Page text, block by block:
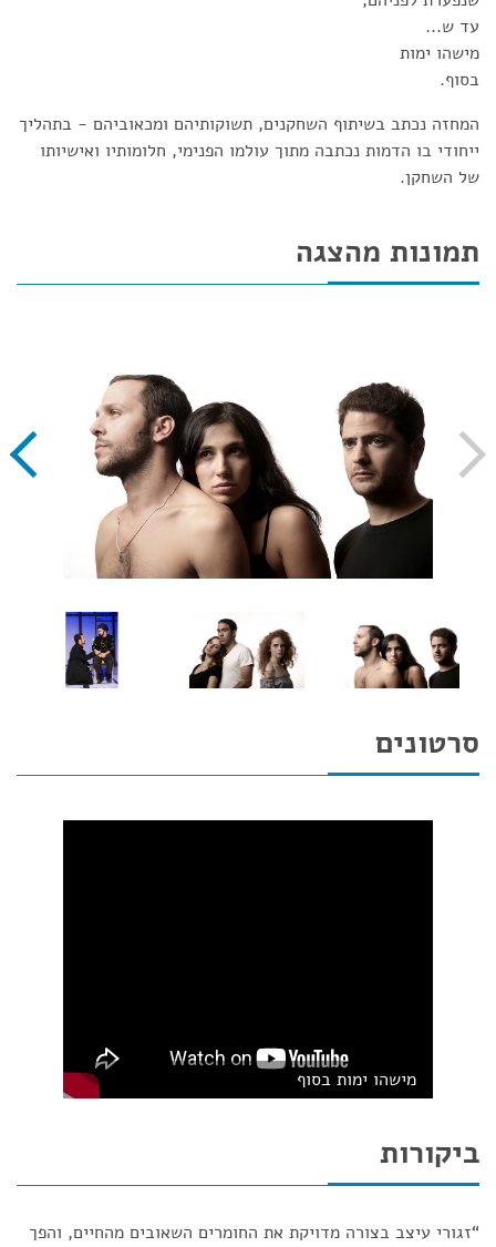
עד ש...
מישהו ימות
בסוף.
המחזה נכתב בשיתוף השחקנים, תשוקותיהם ומכאוביהם - בתהליך
ייחודי בו הדמות נכתבה מתוך עולמו הפנימי, חלומותיו ואישיותו
של השחקן.
תמונות מהצגה
סרטונים
מישהו ימות בסוף
ביקורות
“זגורי עיצב בצורה מדויקת את החומרים השאובים מהחיים, והפך